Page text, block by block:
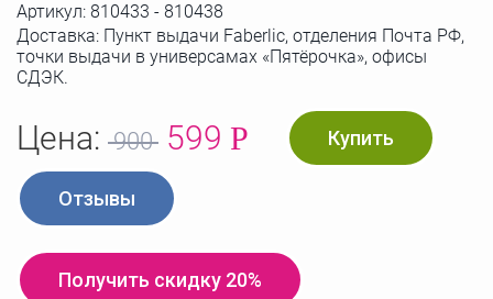
Артикул: 810433 - 810438
Доставка: Пункт выдачи Faberlic, отделения Почта РФ,
точки выдачи в универсамах «Пятёрочка», офисы
СДЭК.
Цена: 900 599 Р Купить
Отзывы
Получить скидку 20%